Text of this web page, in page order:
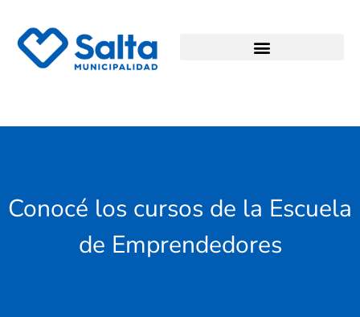
Conocé los cursos de la Escuela
de Emprendedores